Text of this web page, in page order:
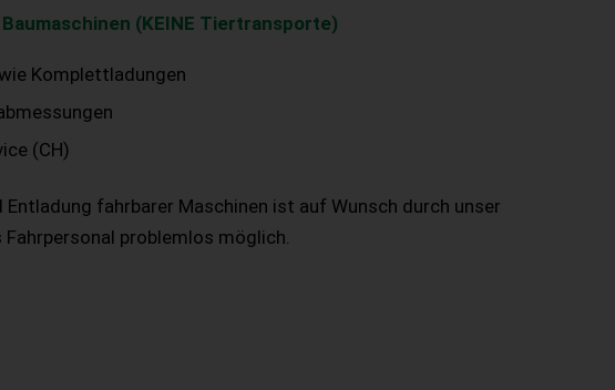
(KEINE Tiertransporte)
Komplettladungen
(CH)
Entladung fahrbarer Maschinen ist auf Wunsch durch unser
problemlos möglich.